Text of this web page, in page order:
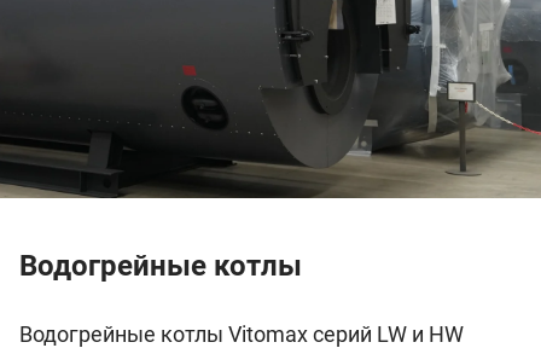
Водогрейные котлы
Водогрейные котлы Vitomax серий LW и HW